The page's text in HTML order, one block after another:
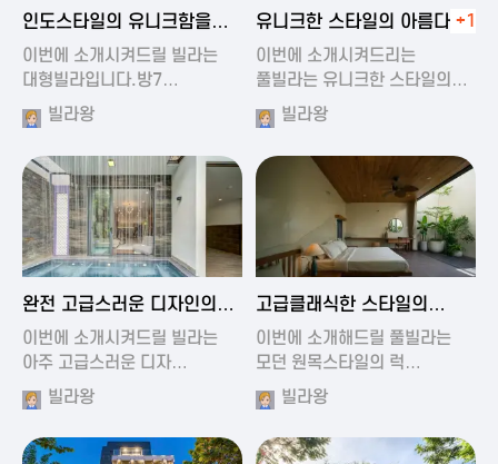
2024-11-19 01:35
인도스타일의 유니크함을
가진 풀빌라
이번에 소개시켜드릴 빌라는
대형빌라입니다.방7…
빌라왕
2024-11-19 00:45
유니크한 스타일의 아름다운
풀빌라
+1
이번에 소개시켜드리는
풀빌라는 유니크한 스타일의…
빌라왕
2024-11-19 01:13
완전 고급스러운 디자인의
빌라
이번에 소개시켜드릴 빌라는
아주 고급스러운 디자…
빌라왕
2024-11-19 00:37
고급클래식한 스타일의
럭셔리 풀빌라
이번에 소개해드릴 풀빌라는
모던 원목스타일의 럭…
빌라왕